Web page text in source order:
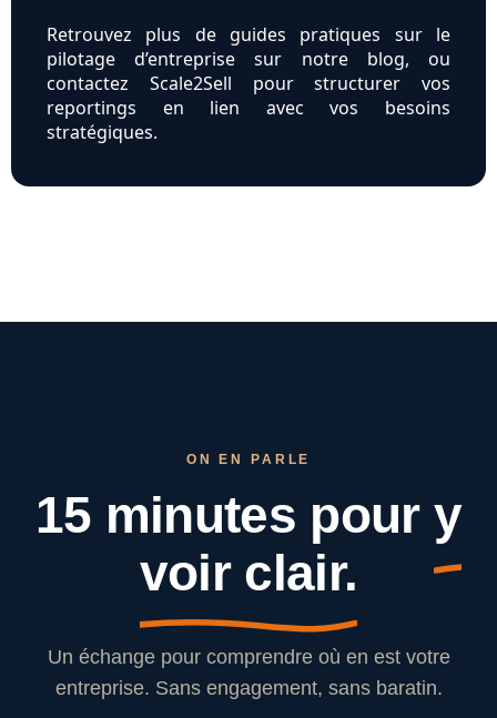
Retrouvez plus de guides pratiques sur le
pilotage d’entreprise sur notre blog, ou
contactez Scale2Sell pour structurer vos
reportings en lien avec vos besoins
stratégiques.
ON EN PARLE
15 minutes pour y
voir clair.
Un échange pour comprendre où en est votre
entreprise. Sans engagement, sans baratin.